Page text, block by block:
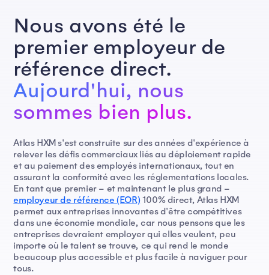
Nous avons été le
premier employeur de
référence direct.
Aujourd'hui, nous
sommes bien plus.
Atlas HXM s'est construite sur des années d'expérience à
relever les défis commerciaux liés au déploiement rapide
et au paiement des employés internationaux, tout en
assurant la conformité avec les réglementations locales.
En tant que premier – et maintenant le plus grand –
employeur de référence (EOR)100% direct, Atlas HXM
permet aux entreprises innovantes d'être compétitives
dans une économie mondiale, car nous pensons que les
entreprises devraient employer qui elles veulent, peu
importe où le talent se trouve, ce qui rend le monde
beaucoup plus accessible et plus facile à naviguer pour
tous.